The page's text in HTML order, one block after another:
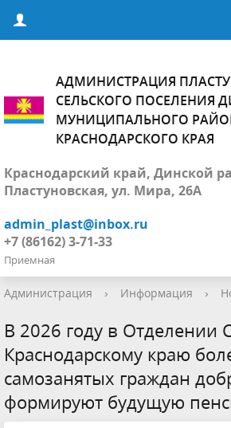
АДМИНИСТРАЦИЯ
СЕЛЬСКОГО ПОСЕЛЕНИЯ
МУНИЦИПАЛЬНОГО
КРАСНОДАРСКОГО КРАЯ
Краснодарский край, Динской
Пластуновская, ул. Мира, 26А
admin_plast@inbox.ru
+7 (86162) 3-71-33
Приемная
Администрация › Информация ›
В 2026 году в Отделении
Краснодарскому краю
самозанятых граждан
формируют будущую